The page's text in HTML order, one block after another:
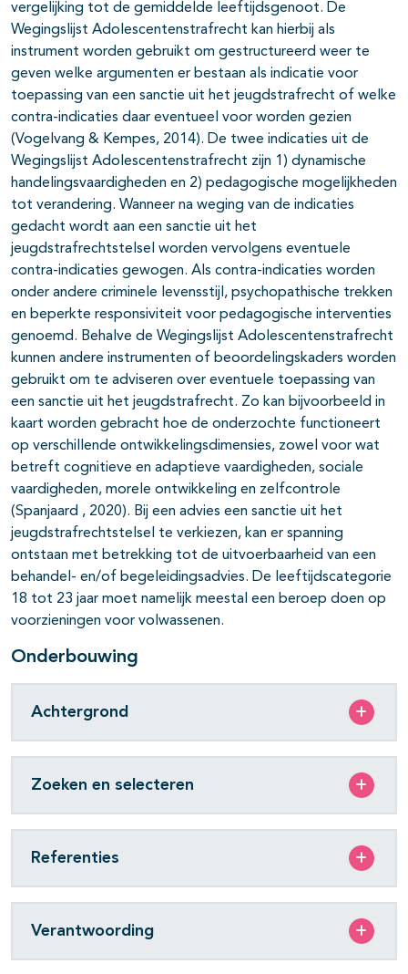
vergelijking tot de gemiddelde leeftijdsgenoot. De
Wegingslijst Adolescentenstrafrecht kan hierbij als
instrument worden gebruikt om gestructureerd weer te
geven welke argumenten er bestaan als indicatie voor
toepassing van een sanctie uit het jeugdstrafrecht of welke
contra-indicaties daar eventueel voor worden gezien
(Vogelvang & Kempes, 2014). De twee indicaties uit de
Wegingslijst Adolescentenstrafrecht zijn 1) dynamische
handelingsvaardigheden en 2) pedagogische mogelijkheden
tot verandering. Wanneer na weging van de indicaties
gedacht wordt aan een sanctie uit het
jeugdstrafrechtstelsel worden vervolgens eventuele
contra-indicaties gewogen. Als contra-indicaties worden
onder andere criminele levensstijl, psychopathische trekken
en beperkte responsiviteit voor pedagogische interventies
genoemd. Behalve de Wegingslijst Adolescentenstrafrecht
kunnen andere instrumenten of beoordelingskaders worden
gebruikt om te adviseren over eventuele toepassing van
een sanctie uit het jeugdstrafrecht. Zo kan bijvoorbeeld in
kaart worden gebracht hoe de onderzochte functioneert
op verschillende ontwikkelingsdimensies, zowel voor wat
betreft cognitieve en adaptieve vaardigheden, sociale
vaardigheden, morele ontwikkeling en zelfcontrole
(Spanjaard , 2020). Bij een advies een sanctie uit het
jeugdstrafrechtstelsel te verkiezen, kan er spanning
ontstaan met betrekking tot de uitvoerbaarheid van een
behandel- en/of begeleidingsadvies. De leeftijdscategorie
18 tot 23 jaar moet namelijk meestal een beroep doen op
voorzieningen voor volwassenen.
Onderbouwing
Achtergrond
Zoeken en selecteren
Referenties
Verantwoording